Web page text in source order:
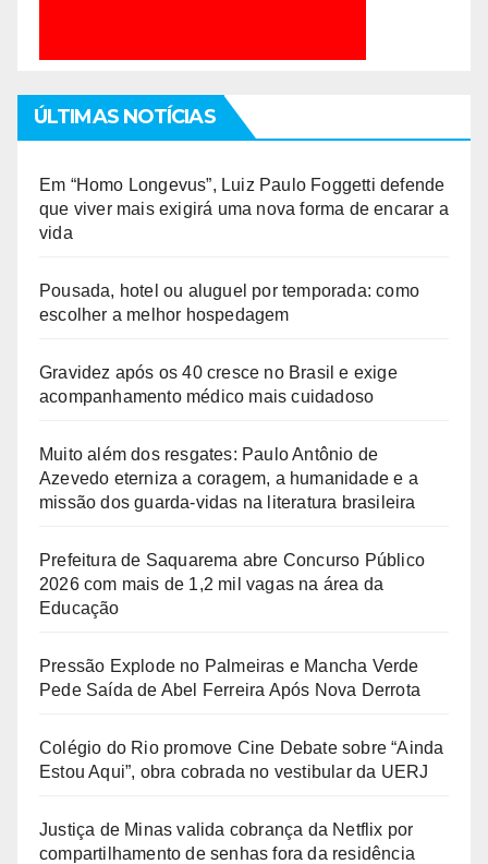
ÚLTIMAS NOTÍCIAS
Em “Homo Longevus”, Luiz Paulo Foggetti defende
que viver mais exigirá uma nova forma de encarar a
vida
Pousada, hotel ou aluguel por temporada: como
escolher a melhor hospedagem
Gravidez após os 40 cresce no Brasil e exige
acompanhamento médico mais cuidadoso
Muito além dos resgates: Paulo Antônio de
Azevedo eterniza a coragem, a humanidade e a
missão dos guarda-vidas na literatura brasileira
Prefeitura de Saquarema abre Concurso Público
2026 com mais de 1,2 mil vagas na área da
Educação
Pressão Explode no Palmeiras e Mancha Verde
Pede Saída de Abel Ferreira Após Nova Derrota
Colégio do Rio promove Cine Debate sobre “Ainda
Estou Aqui”, obra cobrada no vestibular da UERJ
Justiça de Minas valida cobrança da Netflix por
compartilhamento de senhas fora da residência